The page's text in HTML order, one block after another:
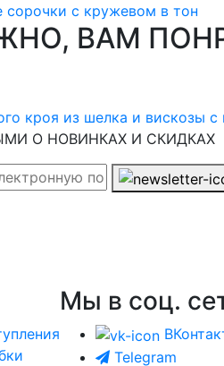
сорочки с кружевом в тон
ВАМ
кроя из шелка и вискозы
О НОВИНКАХ И СКИДКАХ
Мы в соц.
Telegram